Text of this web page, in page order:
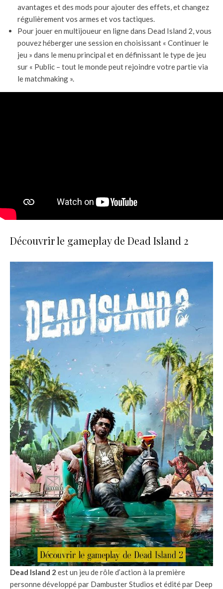
avantages et des mods pour ajouter des effets, et changez
régulièrement vos armes et vos tactiques.
Pour jouer en multijoueur en ligne dans Dead Island 2, vous
pouvez héberger une session en choisissant « Continuer le
jeu » dans le menu principal et en définissant le type de jeu
sur « Public – tout le monde peut rejoindre votre partie via
le matchmaking ».
Découvrir le gameplay de Dead Island 2
Dead Island 2 est un jeu de rôle d’action à la première
personne développé par Dambuster Studios et édité par Deep